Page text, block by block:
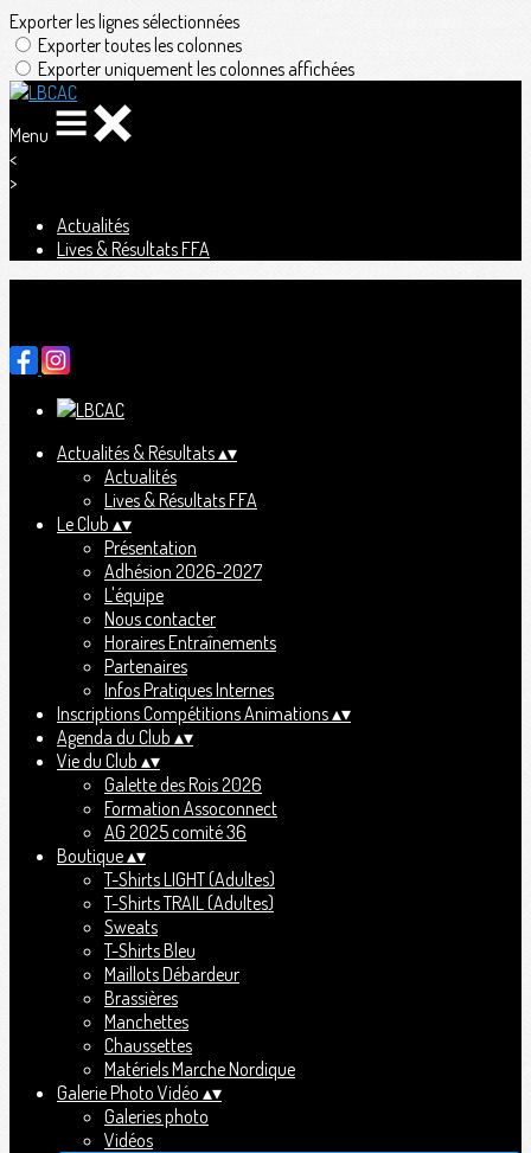
Exporter les lignes sélectionnées
Exporter toutes les colonnes
Exporter uniquement les colonnes affichées
Menu
<
>
Actualités
Lives & Résultats FFA
Actualités & Résultats▴▾
Actualités
Lives & Résultats FFA
Le Club ▴▾
Présentation
Adhésion 2026-2027
L'équipe
Nous contacter
Horaires Entraînements
Partenaires
Infos Pratiques Internes
Inscriptions Compétitions Animations▴▾
Agenda du Club ▴▾
Vie du Club ▴▾
Galette des Rois 2026
Formation Assoconnect
AG 2025 comité 36
Boutique▴▾
T-Shirts LIGHT (Adultes)
T-Shirts TRAIL (Adultes)
Sweats
T-Shirts Bleu
Maillots Débardeur
Brassières
Manchettes
Chaussettes
Matériels Marche Nordique
Galerie Photo Vidéo ▴▾
Galeries photo
Vidéos